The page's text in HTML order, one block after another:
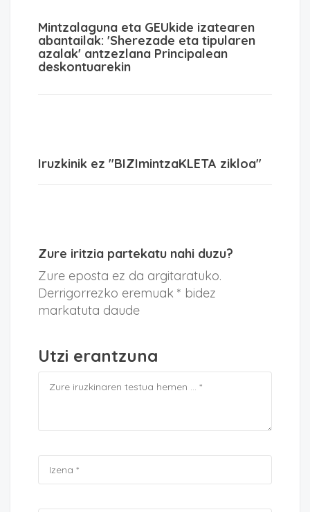
Mintzalaguna eta GEUkide izatearen
abantailak: 'Sherezade eta tipularen
azalak' antzezlana Principalean
deskontuarekin
Iruzkinik ez "BIZImintzaKLETA zikloa"
Zure iritzia partekatu nahi duzu?
Zure eposta ez da argitaratuko.
Derrigorrezko eremuak * bidez
markatuta daude
Utzi erantzuna